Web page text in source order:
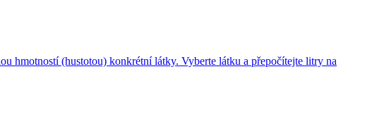
hmotností (hustotou) konkrétní látky. Vyberte látku a přepočítejte litry na